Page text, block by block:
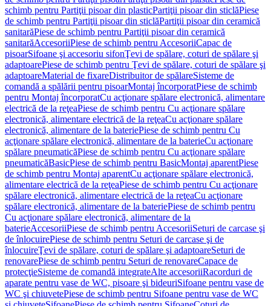
schimb pentru Partiţii pisoar din plasticPartiţii pisoar din sticlăPiese
de schimb pentru Partiţii pisoar din sticlăPartiţii pisoar din ceramică
sanitarăPiese de schimb pentru Partiţii pisoar din ceramică
sanitarăAccesoriiPiese de schimb pentru AccesoriiCapac de
pisoarSifoane şi accesoriu sifonŢevi de spălare, coturi de spălare şi
adaptoarePiese de schimb pentru Ţevi de spălare, coturi de spălare şi
adaptoareMaterial de fixareDistribuitor de spălareSisteme de
comandă a spălării pentru pisoarMontaj încorporatPiese de schimb
pentru Montaj încorporatCu acţionare spălare electronică, alimentare
electrică de la reţeaPiese de schimb pentru Cu acţionare spălare
electronică, alimentare electrică de la reţeaCu acţionare spălare
electronică, alimentare de la bateriePiese de schimb pentru Cu
acţionare spălare electronică, alimentare de la baterieCu acţionare
spălare pneumaticăPiese de schimb pentru Cu acţionare spălare
pneumaticăBasicPiese de schimb pentru BasicMontaj aparentPiese
de schimb pentru Montaj aparentCu acţionare spălare electronică,
alimentare electrică de la reţeaPiese de schimb pentru Cu acţionare
spălare electronică, alimentare electrică de la reţeaCu acţionare
spălare electronică, alimentare de la bateriePiese de schimb pentru
Cu acţionare spălare electronică, alimentare de la
baterieAccesoriiPiese de schimb pentru AccesoriiSeturi de carcase şi
de înlocuirePiese de schimb pentru Seturi de carcase şi de
înlocuireŢevi de spălare, coturi de spălare şi adaptoareSeturi de
renovarePiese de schimb pentru Seturi de renovareCapace de
protecţieSisteme de comandă integrateAlte accesoriiRacorduri de
aparate pentru vase de WC, pisoare şi bideuriSifoane pentru vase de
WC şi chiuvetePiese de schimb pentru Sifoane pentru vase de WC